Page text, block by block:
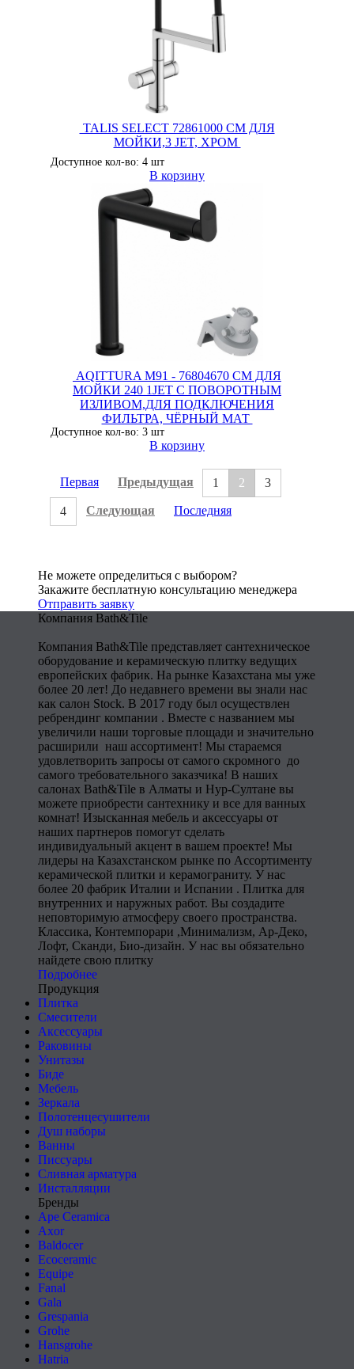
TALIS SELECT 72861000 СМ ДЛЯ
МОЙКИ,3 JET, ХРОМ
Доступное кол-во: 4 шт
В корзину
AQITTURA M91 - 76804670 СМ ДЛЯ
МОЙКИ 240 1JET С ПОВОРОТНЫМ
ИЗЛИВОМ,ДЛЯ ПОДКЛЮЧЕНИЯ
ФИЛЬТРА, ЧЁРНЫЙ МАТ
Доступное кол-во: 3 шт
В корзину
Первая Предыдущая 1 2 3
4 Следующая Последняя
Не можете определиться с выбором?
Закажите бесплатную консультацию менеджера
Отправить заявку
Компания Bath&Tile
Компания Bath&Tile представляет сантехническое
оборудование и керамическую плитку ведущих
европейских фабрик. На рынке Казахстана мы уже
более 20 лет! До недавнего времени вы знали нас
как салон Stock. В 2017 году был осуществлен
ребрендинг компании . Вместе с названием мы
увеличили наши торговые площади и значительно
расширили наш ассортимент! Мы стараемся
удовлетворить запросы от самого скромного до
самого требовательного заказчика! В наших
салонах Bath&Tile в Алматы и Нур-Султане вы
можете приобрести сантехнику и все для ванных
комнат! Изысканная мебель и аксессуары от
наших партнеров помогут сделать
индивидуальный акцент в вашем проекте! Мы
лидеры на Казахстанском рынке по Ассортименту
керамической плитки и керамограниту. У нас
более 20 фабрик Италии и Испании . Плитка для
внутренних и наружных работ. Вы создадите
неповторимую атмосферу своего пространства.
Классика, Контемпорари ,Минимализм, Ар-Деко,
Лофт, Сканди, Био-дизайн. У нас вы обязательно
найдете свою плитку
Подробнее
Продукция
Плитка
Смесители
Аксессуары
Раковины
Унитазы
Биде
Мебель
Зеркала
Полотенцесушители
Душ наборы
Ванны
Писсуары
Сливная арматура
Инсталляции
Бренды
Ape Ceramica
Axor
Baldocer
Ecoceramic
Equipe
Fanal
Gala
Grespania
Grohe
Hansgrohe
Hatria